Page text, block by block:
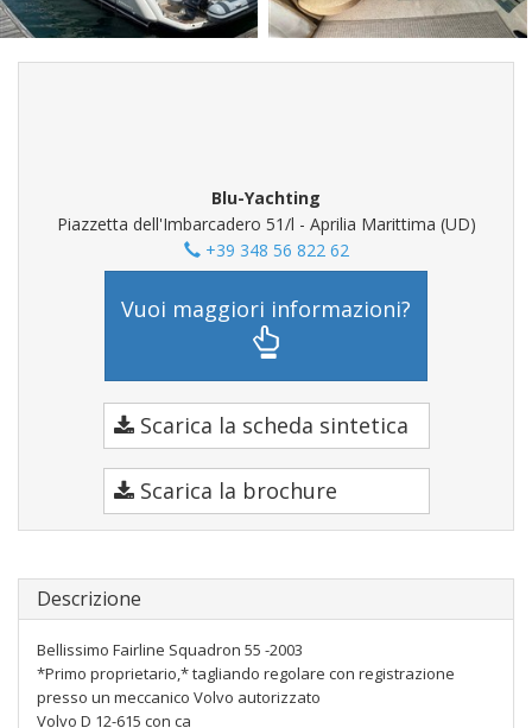
Blu-Yachting
Piazzetta dell'Imbarcadero 51/l - Aprilia Marittima (UD)
+39 348 56 822 62
Vuoi maggiori informazioni?
Scarica la scheda sintetica
Scarica la brochure
Descrizione
Bellissimo Fairline Squadron 55 -2003
*Primo proprietario,* tagliando regolare con registrazione
presso un meccanico Volvo autorizzato
Volvo D 12-615 con ca